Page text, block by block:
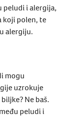
peludi i alergija,
koji polen, te
alergiju.
mogu
uzrokuje
Ne baš.
peludi i